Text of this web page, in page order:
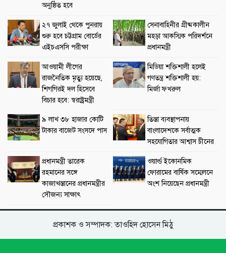
অনুষ্ঠিত হবে
২৭ জুলাই থেকে পুনরায়
শুরু হবে চট্টগ্রাম বোর্ডের
এইচএসসি পরীক্ষা
সেনাবাহিনীর গ্রীষ্মকালীন
মহড়া আকস্মিক পরিদর্শনে
প্রধানমন্ত্রী
আওয়ামী লীগের
রাজনৈতিক মৃত্যু হয়েছে,
শিগগিরই দল হিসেবে
বিচার হবে: স্বরাষ্ট্রমন্ত্রী
মিডিয়া শক্তিশালী হলেই
গণতন্ত্র শক্তিশালী হয়:
মির্জা ফখরুল
৯ লাখ ৩৮ হাজার কোটি
টাকার বাজেট সংসদে পাস
তিস্তা ব্যবস্থাপনায়
বাংলাদেশকে সর্বাত্মক
সহযোগিতার আশ্বাস চীনের
প্রধানমন্ত্রী তারেক
রহমানের সঙ্গে
কাজাখস্তানের প্রধানমন্ত্রীর
সৌজন্য সাক্ষাৎ
ওয়ার্ল্ড ইকোনমিক
ফোরামের বার্ষিক সম্মেলনে
অংশ নিয়েছেন প্রধানমন্ত্রী
প্রকাশক ও সম্পাদক: তাওহিদ হোসেন মিঠু